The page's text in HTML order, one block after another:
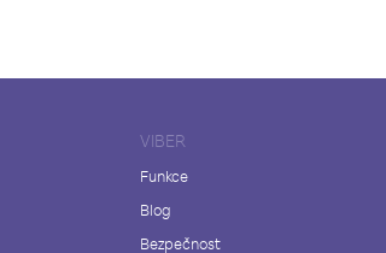
VIBER
Funkce
Blog
Bezpečnost